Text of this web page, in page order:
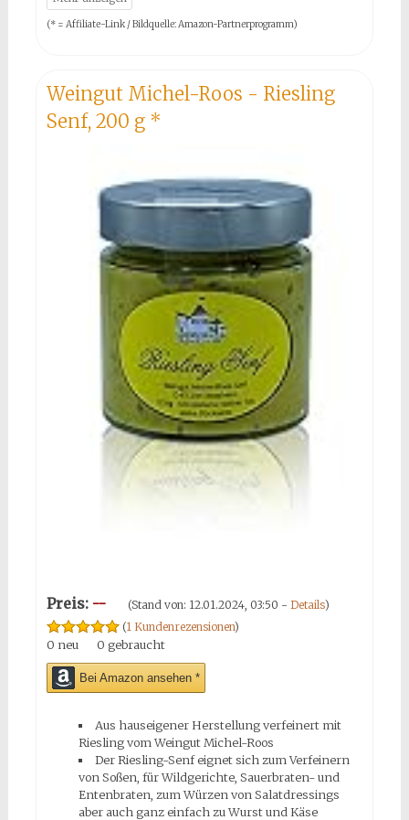
(* = Affiliate-Link / Bildquelle: Amazon-Partnerprogramm)
Weingut Michel-Roos - Riesling
Senf, 200 g *
Preis: -- (Stand von: 12.01.2024, 03:50 - Details)
(1 Kundenrezensionen)
0 neu 0 gebraucht
Bei Amazon ansehen *
Aus hauseigener Herstellung verfeinert mit
Riesling vom Weingut Michel-Roos
Der Riesling-Senf eignet sich zum Verfeinern
von Soßen, für Wildgerichte, Sauerbraten- und
Entenbraten, zum Würzen von Salatdressings
aber auch ganz einfach zu Wurst und Käse